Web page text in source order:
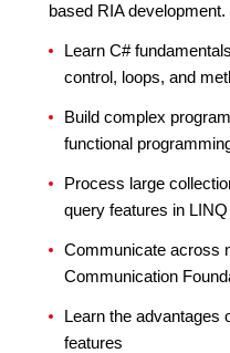
based RIA development.
Learn C#
control, loops, and
Build complex
functional
Process large
query features in LINQ
Communicate across
Communication
Learn the advantages
features